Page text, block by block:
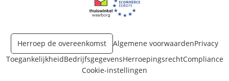
Opent in nieuw venster
Opent in nieuw venster
Herroep de overeenkomst Algemene voorwaardenPrivacy
ToegankelijkheidBedrijfsgegevensHerroepingsrechtCompliance
Cookie-instellingen